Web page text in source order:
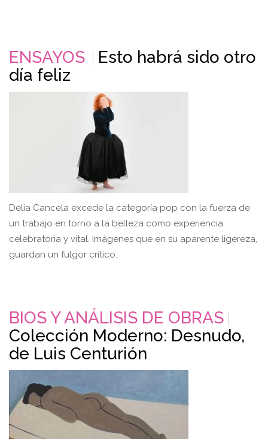
ENSAYOS
Esto habrá sido otro
día feliz
Delia Cancela excede la categoría pop con la fuerza de
un trabajo en torno a la belleza como experiencia
celebratoria y vital. Imágenes que en su aparente ligereza,
guardan un fulgor crítico.
BIOS Y ANÁLISIS DE OBRAS
Colección Moderno: Desnudo,
de Luis Centurión